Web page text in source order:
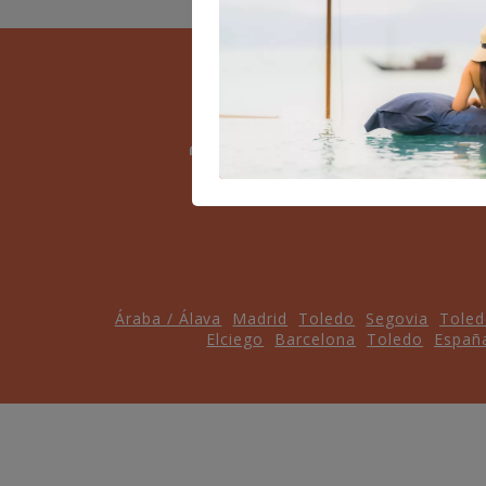
Áraba / Álava Madrid Toledo Segovia
Elciego
Barcelona Toledo